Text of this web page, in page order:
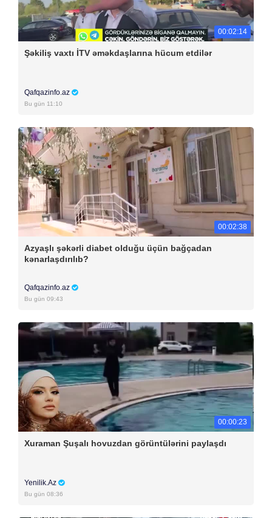
00:02:14
Şəkiliş vaxtı İTV əməkdaşlarına hücum etdilər
Qafqazinfo.az
Bu gün 11:10
00:02:38
Azyaşlı şəkərli diabet olduğu üçün bağçadan
kənarlaşdırılıb?
Qafqazinfo.az
Bu gün 09:43
00:00:23
Xuraman Şuşalı hovuzdan görüntülərini paylaşdı
Yenilik.Az
Bu gün 08:36